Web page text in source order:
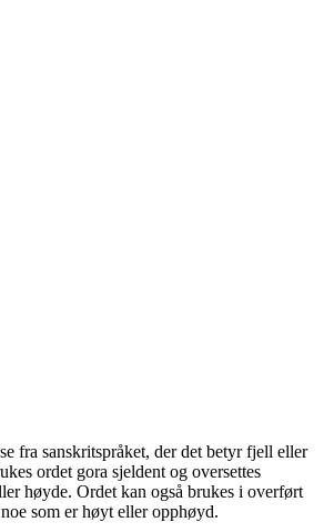
fra sanskritspråket, der det betyr fjell eller
ordet gora sjeldent og oversettes
høyde. Ordet kan også brukes i overført
som er høyt eller opphøyd.